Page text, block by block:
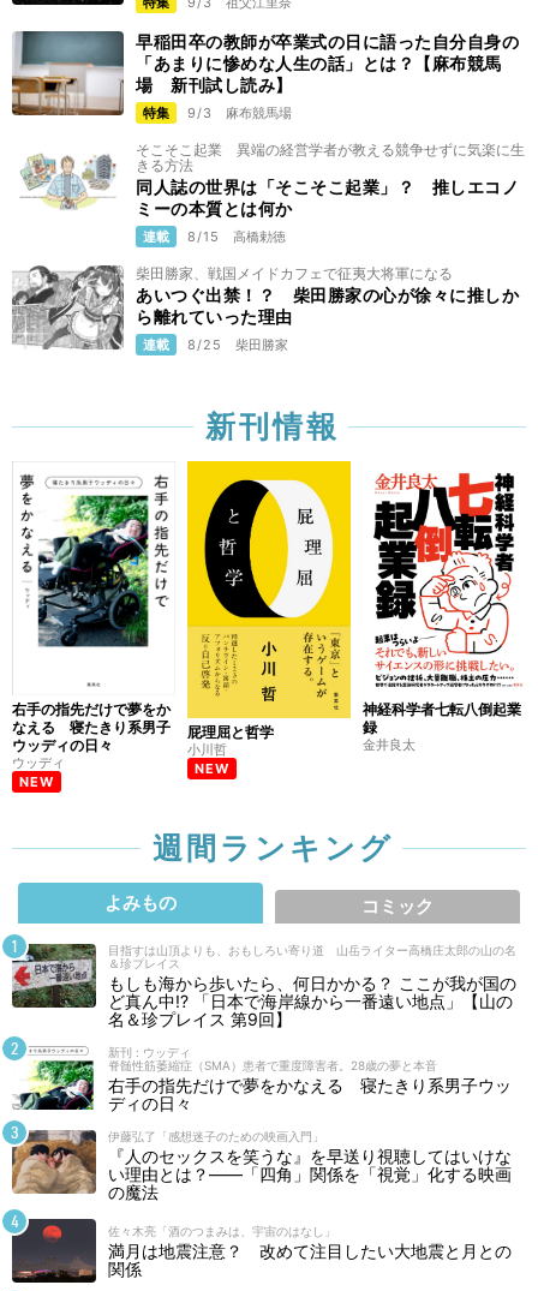
早稲田卒の教師が卒業式の日に語った自分自身の
「あまりに惨めな人生の話」とは？【麻布競馬
場 新刊試し読み】
特集 9/3 麻布競馬場
そこそこ起業 異端の経営学者が教える競争せずに気楽に生
きる方法
同人誌の世界は「そこそこ起業」？ 推しエコノ
ミーの本質とは何か
連載 8/15 高橋勅徳
柴田勝家、戦国メイドカフェで征夷大将軍になる
あいつぐ出禁！？ 柴田勝家の心が徐々に推しか
ら離れていった理由
連載 8/25 柴田勝家
新刊情報
右手の指先だけで夢をか
なえる 寝たきり系男子
ウッディの日々
ウッディ
NEW
屁理屈と哲学
小川哲
NEW
神経科学者七転八倒起業
録
金井良太
週間ランキング
よみもの コミック
目指すは山頂よりも、おもしろい寄り道 山岳ライター高橋庄太郎の山の名
＆珍プレイス
もしも海から歩いたら、何日かかる？ ここが我が国の
ど真ん中!? 「日本で海岸線から一番遠い地点」【山の
名＆珍プレイス 第9回】
新刊 : ウッディ
脊髄性筋萎縮症（SMA）患者で重度障害者。28歳の夢と本音
右手の指先だけで夢をかなえる 寝たきり系男子ウッ
ディの日々
伊藤弘了「感想迷子のための映画入門」
『人のセックスを笑うな』を早送り視聴してはいけな
い理由とは？――「四角」関係を「視覚」化する映画
の魔法
佐々木亮「酒のつまみは、宇宙のはなし」
満月は地震注意？ 改めて注目したい大地震と月との
関係